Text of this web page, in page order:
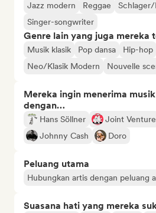
Jazz modern
Reggae
Singer-songwriter
Genre lain yang juga mereka
Musik klasik Pop dansa Hip-hop
Neo/Klasik Modern
Nouvelle
Mereka ingin menerima
dengan…
Hans Söllner Joint Venture
Johnny Cash
Doro
Peluang utama
Hubungkan artis dengan peluang
Suasana hati yang mereka